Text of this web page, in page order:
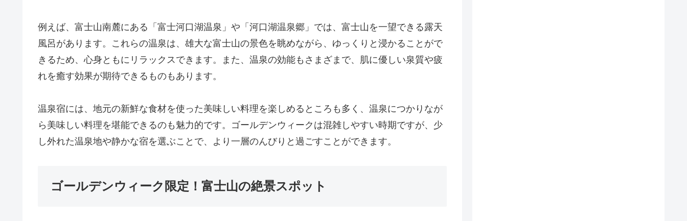
例えば、富士山南麓にある「富士河口湖温泉」や「河口湖温泉郷」では、富士山を一望できる露天
風呂があります。これらの温泉は、雄大な富士山の景色を眺めながら、ゆっくりと浸かることがで
きるため、心身ともにリラックスできます。また、温泉の効能もさまざまで、肌に優しい泉質や疲
れを癒す効果が期待できるものもあります。
温泉宿には、地元の新鮮な食材を使った美味しい料理を楽しめるところも多く、温泉につかりなが
ら美味しい料理を堪能できるのも魅力的です。ゴールデンウィークは混雑しやすい時期ですが、少
し外れた温泉地や静かな宿を選ぶことで、より一層のんびりと過ごすことができます。
ゴールデンウィーク限定！富士山の絶景スポット